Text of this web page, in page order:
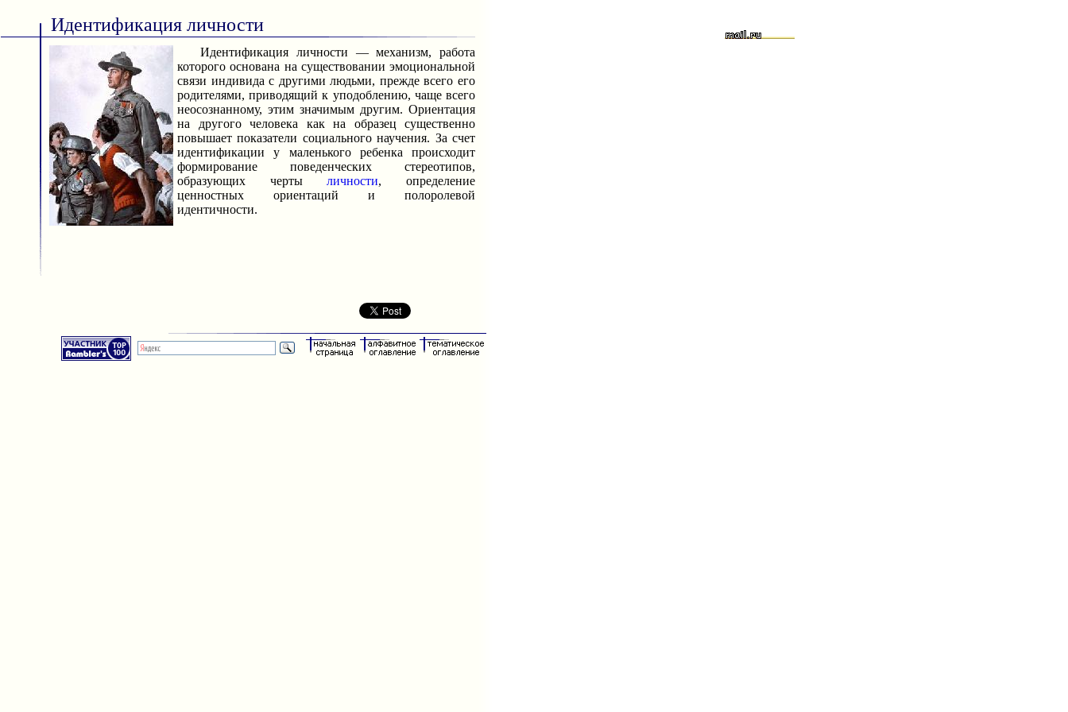
Идентификация личности
Идентификация личности — механизм, работа
которого основана на существовании эмоциональной
связи индивида с другими людьми, прежде всего его
родителями, приводящий к уподоблению, чаще всего
неосознанному, этим значимым другим. Ориентация
на другого человека как на образец существенно
повышает показатели социального научения. За счет
идентификации у маленького ребенка происходит
формирование поведенческих стереотипов,
образующих чертыличности, определение
ценностных ориентаций и полоролевой
идентичности.